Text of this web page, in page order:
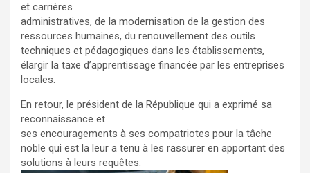
et carrières
administratives, de la modernisation de la gestion des
ressources humaines, du renouvellement des outils
techniques et pédagogiques dans les établissements,
élargir la taxe d’apprentissage financée par les entreprises
locales.
En retour, le président de la République qui a exprimé sa
reconnaissance et
ses encouragements à ses compatriotes pour la tâche
noble qui est la leur a tenu à les rassurer en apportant des
solutions à leurs requêtes.